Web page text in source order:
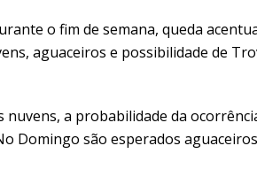
o fim de semana, queda
aguaceiros e possibilidade de
nuvens, a probabilidade da
Domingo são esperados